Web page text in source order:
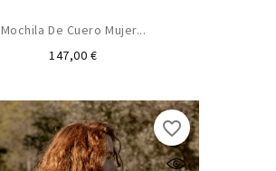
Mochila De Cuero Mujer...
147,00 €Precio
favorite_border